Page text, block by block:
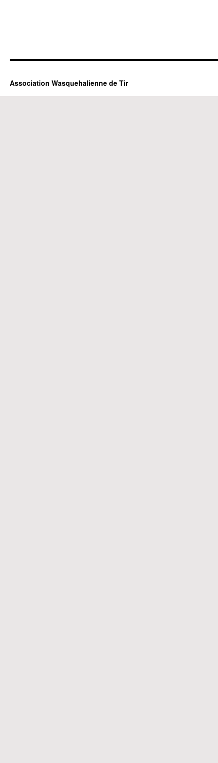
Association Wasquehalienne de Tir